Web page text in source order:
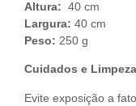
Altura: 40 cm
Largura: 40 cm
Peso: 250 g
Cuidados e
Evite exposição a